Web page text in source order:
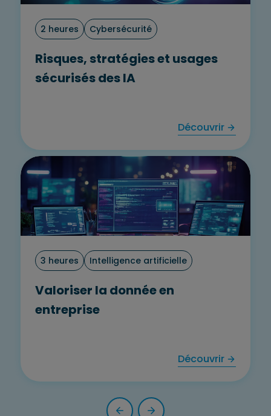
2 heures Cybersécurité
Risques, stratégies et usages
sécurisés des IA
Découvrir
3 heures Intelligence artificielle
Valoriser la donnée en
entreprise
Découvrir